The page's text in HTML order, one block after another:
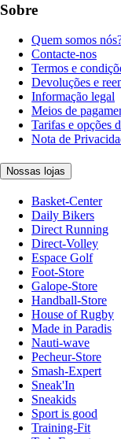
Sobre
Quem somos
Contacte-nos
Termos e
Devoluções e
Informação legal
Meios de
Tarifas e opções
Nota de
Nossas lojas
Basket-Center
Daily Bikers
Direct Running
Direct-Volley
Espace Golf
Foot-Store
Galope-Store
Handball-Store
House of Rugby
Made in Paradis
Nauti-wave
Pecheur-Store
Smash-Expert
Sneak'In
Sneakids
Sport is good
Training-Fit